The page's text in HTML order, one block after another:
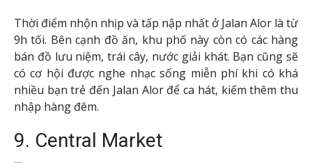
Thời điểm nhộn nhịp và tấp nập nhất ở Jalan Alor là từ
9h tối. Bên cạnh đồ ăn, khu phố này còn có các hàng
bán đồ lưu niệm, trái cây, nước giải khát. Bạn cũng sẽ
có cơ hội được nghe nhạc sống miễn phí khi có khá
nhiều bạn trẻ đến Jalan Alor để ca hát, kiếm thêm thu
nhập hàng đêm.
9. Central Market